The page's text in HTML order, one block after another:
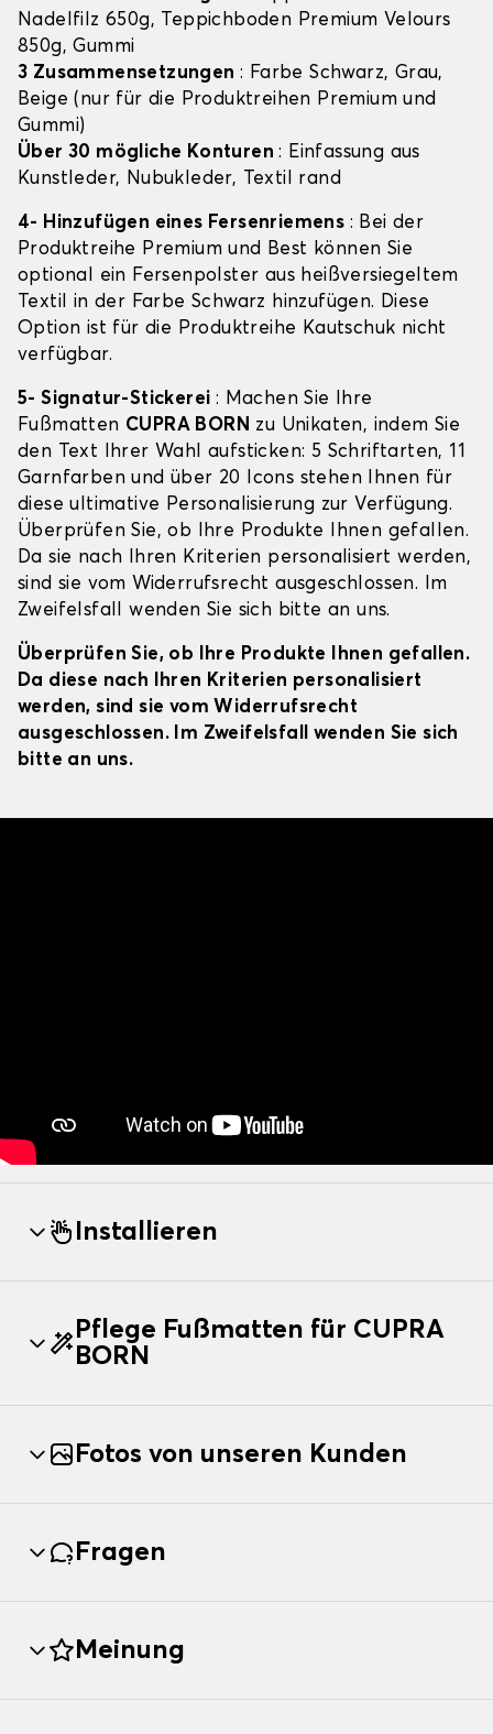
Nadelfilz 650g, Teppichboden Premium Velours
850g, Gummi
3 Zusammensetzungen : Farbe Schwarz, Grau,
Beige (nur für die Produktreihen Premium und
Gummi)
Über 30 mögliche Konturen: Einfassung aus
Kunstleder, Nubukleder, Textil rand
4- Hinzufügen eines Fersenriemens : Bei der
Produktreihe Premium und Best können Sie
optional ein Fersenpolster aus heißversiegeltem
Textil in der Farbe Schwarz hinzufügen. Diese
Option ist für die Produktreihe Kautschuk nicht
verfügbar.
5- Signatur-Stickerei : Machen Sie Ihre
Fußmatten CUPRA BORN zu Unikaten, indem Sie
den Text Ihrer Wahl aufsticken: 5 Schriftarten, 11
Garnfarben und über 20 Icons stehen Ihnen für
diese ultimative Personalisierung zur Verfügung.
Überprüfen Sie, ob Ihre Produkte Ihnen gefallen.
Da sie nach Ihren Kriterien personalisiert werden,
sind sie vom Widerrufsrecht ausgeschlossen. Im
Zweifelsfall wenden Sie sich bitte an uns.
Überprüfen Sie, ob Ihre Produkte Ihnen gefallen.
Da diese nach Ihren Kriterien personalisiert
werden, sind sie vom Widerrufsrecht
ausgeschlossen. Im Zweifelsfall wenden Sie sich
bitte an uns.
Installieren
Pflege Fußmatten für CUPRA
BORN
Fotos von unseren Kunden
Fragen
Meinung